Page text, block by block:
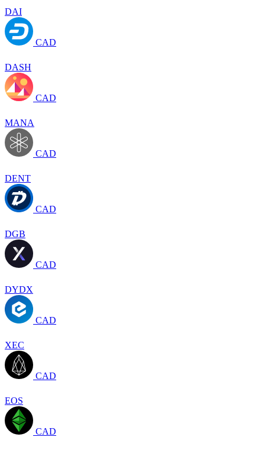
DAI
CAD
DASH
CAD
MANA
CAD
DENT
CAD
DGB
CAD
DYDX
CAD
XEC
CAD
EOS
CAD